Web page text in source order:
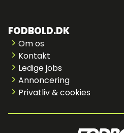
FODBOLD.DK
Om os
Kontakt
Ledige jobs
Annoncering
Privatliv & cookies